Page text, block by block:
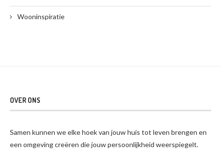
Wooninspiratie
OVER ONS
Samen kunnen we elke hoek van jouw huis tot leven brengen en
een omgeving creëren die jouw persoonlijkheid weerspiegelt.